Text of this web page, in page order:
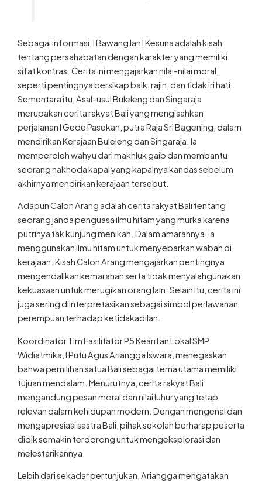
Sebagai informasi, I Bawang lan I Kesuna adalah kisah
tentang persahabatan dengan karakter yang memiliki
sifat kontras. Cerita ini mengajarkan nilai-nilai moral,
seperti pentingnya bersikap baik, rajin, dan tidak iri hati.
Sementara itu, Asal-usul Buleleng dan Singaraja
merupakan cerita rakyat Bali yang mengisahkan
perjalanan I Gede Pasekan, putra Raja Sri Bagening, dalam
mendirikan Kerajaan Buleleng dan Singaraja. Ia
memperoleh wahyu dari makhluk gaib dan membantu
seorang nakhoda kapal yang kapalnya kandas sebelum
akhirnya mendirikan kerajaan tersebut.
Adapun Calon Arang adalah cerita rakyat Bali tentang
seorang janda penguasa ilmu hitam yang murka karena
putrinya tak kunjung menikah. Dalam amarahnya, ia
menggunakan ilmu hitam untuk menyebarkan wabah di
kerajaan. Kisah Calon Arang mengajarkan pentingnya
mengendalikan kemarahan serta tidak menyalahgunakan
kekuasaan untuk merugikan orang lain. Selain itu, cerita ini
juga sering diinterpretasikan sebagai simbol perlawanan
perempuan terhadap ketidakadilan.
Koordinator Tim Fasilitator P5 Kearifan Lokal SMP
Widiatmika, I Putu Agus Ariangga Iswara, menegaskan
bahwa pemilihan satua Bali sebagai tema utama memiliki
tujuan mendalam. Menurutnya, cerita rakyat Bali
mengandung pesan moral dan nilai luhur yang tetap
relevan dalam kehidupan modern. Dengan mengenal dan
mengapresiasi sastra Bali, pihak sekolah berharap peserta
didik semakin terdorong untuk mengeksplorasi dan
melestarikannya.
Lebih dari sekadar pertunjukan, Ariangga mengatakan